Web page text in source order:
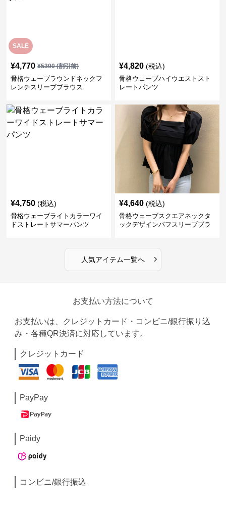
SALE
¥4,770 ¥5300(割引前)
骨格ウェーブラウンドネックフ
レンチスリーブブラウス
¥4,820 (税込)
骨格ウェーブハイウエストスト
レートパンツ
¥4,750 (税込)
骨格ウェーブライトカラーワイ
ドストレートサマーパンツ
¥4,640 (税込)
骨格ウェーブスクエアネックタ
ックデザインパフスリーブブラ
人気アイテム一覧へ ›
お支払い方法について
お支払いは、クレジットカード・コンビニ/銀行振り込
み・各種QR決済に対応しています。
クレジットカード
PayPay
Paidy
コンビニ/銀行振込